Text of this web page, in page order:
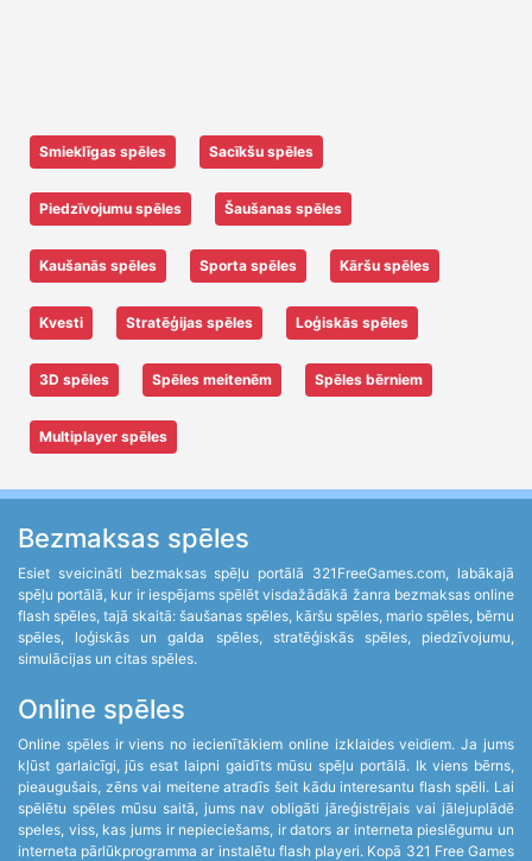
Smieklīgas spēles Sacīkšu spēles
Piedzīvojumu spēles Šaušanas spēles
Kaušanās spēles Sporta spēles Kāršu spēles
Kvesti Stratēģijas spēles Loģiskās spēles
3D spēles Spēles meitenēm Spēles bērniem
Multiplayer spēles
Bezmaksas spēles
Esiet sveicināti bezmaksas spēļu portālā 321FreeGames.com, labākajā
spēļu portālā, kur ir iespējams spēlēt visdažādākā žanra bezmaksas online
flash spēles, tajā skaitā: šaušanas spēles, kāršu spēles, mario spēles, bērnu
spēles, loģiskās un galda spēles, stratēģiskās spēles, piedzīvojumu,
simulācijas un citas spēles.
Online spēles
Online spēles ir viens no iecienītākiem online izklaides veidiem. Ja jums
kļūst garlaicīgi, jūs esat laipni gaidīts mūsu spēļu portālā. Ik viens bērns,
pieaugušais, zēns vai meitene atradīs šeit kādu interesantu flash spēli. Lai
spēlētu spēles mūsu saitā, jums nav obligāti jāreģistrējais vai jālejuplādē
speles, viss, kas jums ir nepieciešams, ir dators ar interneta pieslēgumu un
interneta pārlūkprogramma ar instalētu flash playeri. Kopā 321 Free Games